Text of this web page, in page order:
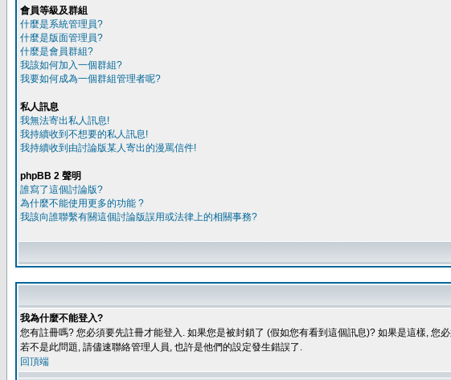
會員等級及群組
什麼是系統管理員?
什麼是版面管理員?
什麼是會員群組?
我該如何加入一個群組?
我要如何成為一個群組管理者呢?
私人訊息
我無法寄出私人訊息!
我持續收到不想要的私人訊息!
我持續收到由討論版某人寄出的漫罵信件!
phpBB 2 聲明
誰寫了這個討論版?
為什麼不能使用更多的功能 ?
我該向誰聯繫有關這個討論版誤用或法律上的相關事務?
我為什麼不能登入?
您有註冊嗎? 您必須要先註冊才能登入. 如果您是被封鎖了 (假如您有看到這個訊息)? 如果是這樣,
若不是此問題, 請儘速聯絡管理人員, 也許是他們的設定發生錯誤了.
回頂端